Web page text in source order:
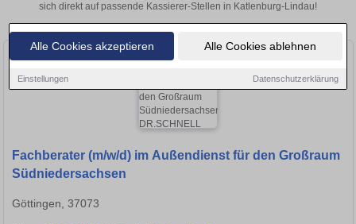
Alle Cookies akzeptieren Alle Cookies ablehnen
Einstellungen Datenschutzerklärung
sich direkt auf passende Kassierer-Stellen in Katlenburg-Lindau!
Fachberater (m/w/d) im Außendienst für den Großraum
Südniedersachsen
Göttingen, 37073